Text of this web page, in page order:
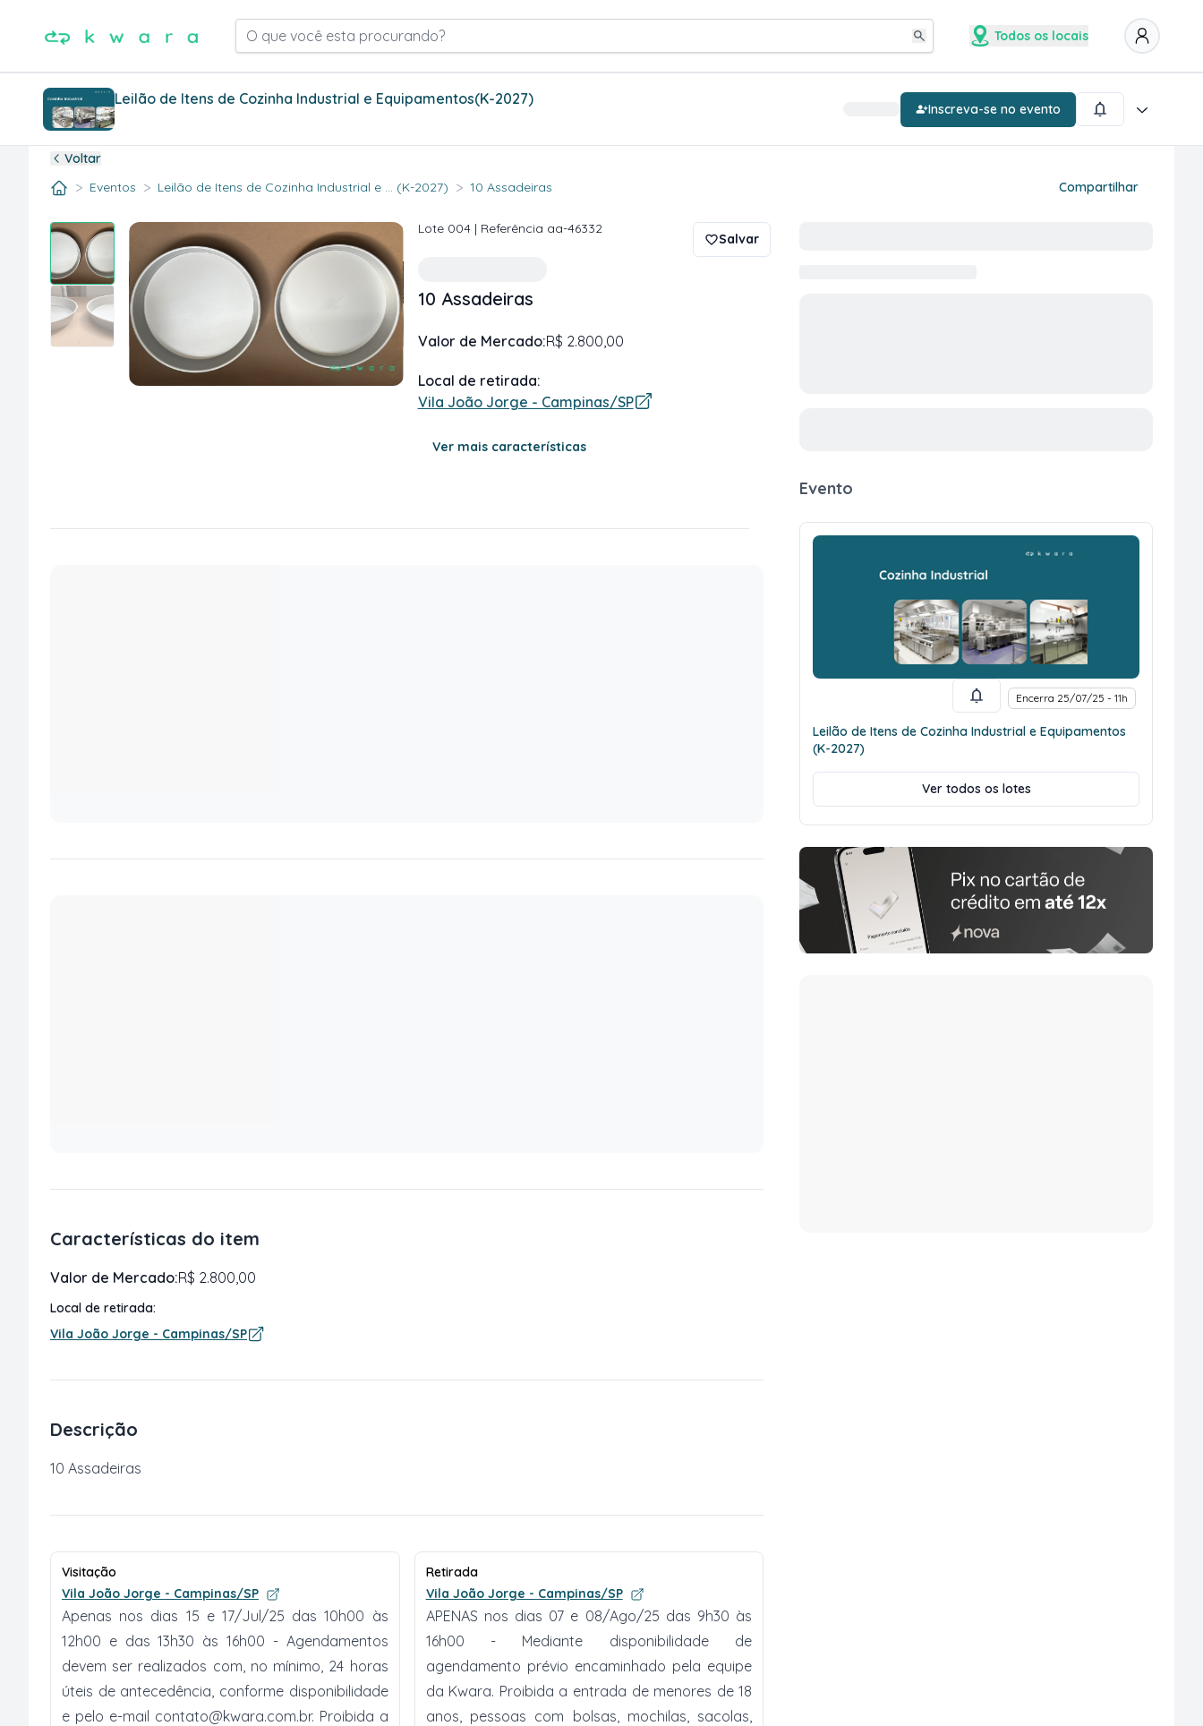
O que você esta procurando? Todos os locais
Leilão de Itens de Cozinha Industrial e Equipamentos(K-2027)
Inscreva-se no evento
Voltar
> Eventos > Leilão de Itens de Cozinha Industrial e ... (K-2027) > 10 Assadeiras Compartilhar
Lote 004| Referência aa-46332
Salvar
10 Assadeiras
Valor de Mercado:R$ 2.800,00
Local de retirada:
Vila João Jorge - Campinas/SP
Ver mais características
Evento
Encerra 25/07/25 - 11h
Leilão de Itens de Cozinha Industrial e Equipamentos
(K-2027)
Ver todos os lotes
Características do item
Valor de Mercado:R$ 2.800,00
Local de retirada:
Vila João Jorge - Campinas/SP
Descrição
10 Assadeiras
Visitação
Vila João Jorge - Campinas/SP
Apenas nos dias 15 e 17/Jul/25 das 10h00 às
12h00 e das 13h30 às 16h00 - Agendamentos
devem ser realizados com, no mínimo, 24 horas
úteis de antecedência, conforme disponibilidade
e pelo e-mail contato@kwara.com.br. Proibida a
Retirada
Vila João Jorge - Campinas/SP
APENAS nos dias 07 e 08/Ago/25 das 9h30 às
16h00 - Mediante disponibilidade de
agendamento prévio encaminhado pela equipe
da Kwara. Proibida a entrada de menores de 18
anos, pessoas com bolsas, mochilas, sacolas,